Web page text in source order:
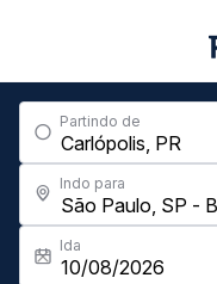
Partindo de
Indo para
Ida